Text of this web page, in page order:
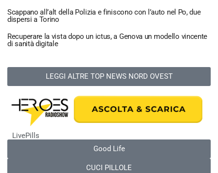
Scappano all’alt della Polizia e finiscono con l’auto nel Po, due
dispersi a Torino
Recuperare la vista dopo un ictus, a Genova un modello vincente
di sanità digitale
LEGGI ALTRE TOP NEWS NORD OVEST
LivePills
Good Life
CUCI PILLOLE